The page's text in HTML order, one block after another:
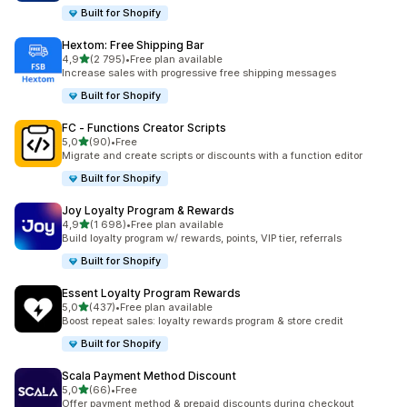
Built for Shopify
Hextom: Free Shipping Bar
4,9z 5 hvězd
(2 795)
Celkový počet recenzí: 2795
•Free plan available
Increase sales with progressive free shipping messages
Built for Shopify
FC ‑ Functions Creator Scripts
5,0z 5 hvězd
(90)
Celkový počet recenzí: 90
•Free
Migrate and create scripts or discounts with a function editor
Built for Shopify
Joy Loyalty Program & Rewards
4,9z 5 hvězd
(1 698)
Celkový počet recenzí: 1698
•Free plan available
Build loyalty program w/ rewards, points, VIP tier, referrals
Built for Shopify
Essent Loyalty Program Rewards
5,0z 5 hvězd
(437)
Celkový počet recenzí: 437
•Free plan available
Boost repeat sales: loyalty rewards program & store credit
Built for Shopify
Scala Payment Method Discount
5,0z 5 hvězd
(66)
Celkový počet recenzí: 66
•Free
Offer payment method & prepaid discounts during checkout